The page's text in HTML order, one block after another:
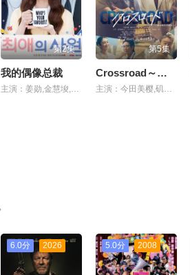
第2集
我的偶像总裁
主演：姜勋,金慧埈,车禹闵
第5集
Crossroad～救命救急的约定
主演：今田美樱,矶村勇斗,宽一郎,泉泽祐希
6.0分 2026 5.0分 2008